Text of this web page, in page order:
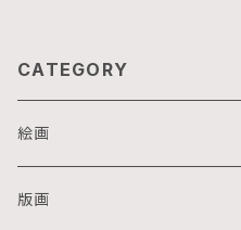
CATEGORY
絵画
油画
版画